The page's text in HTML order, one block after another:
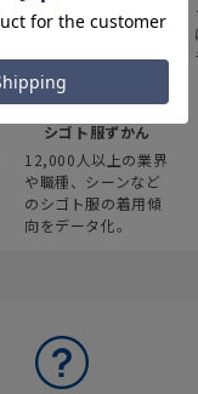
みんなの
シゴト服ずかん
12,000人以上の業界
や職種、シーンなど
のシゴト服の着用傾
向をデータ化。